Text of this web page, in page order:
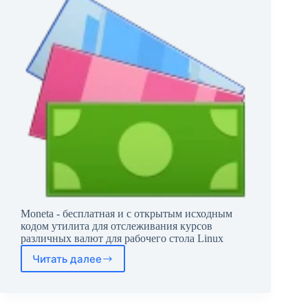
Moneta - бесплатная и с открытым исходным
кодом утилита для отслеживания курсов
различных валют для рабочего стола Linux
Читать далее
Moneta